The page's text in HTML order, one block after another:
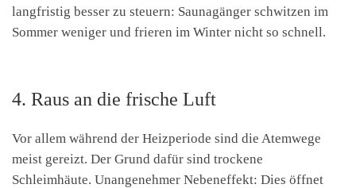
langfristig besser zu steuern: Saunagänger schwitzen im
Sommer weniger und frieren im Winter nicht so schnell.
4. Raus an die frische Luft
Vor allem während der Heizperiode sind die Atemwege
meist gereizt. Der Grund dafür sind trockene
Schleimhäute. Unangenehmer Nebeneffekt: Dies öffnet